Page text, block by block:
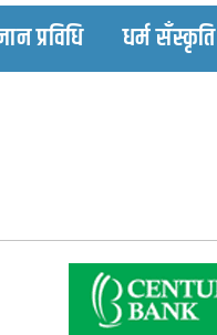
प्रविधि धर्म सँस्कृति